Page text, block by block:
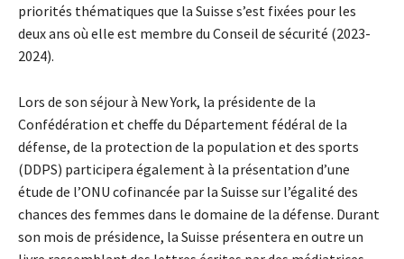
priorités thématiques que la Suisse s’est fixées pour les
deux ans où elle est membre du Conseil de sécurité (2023-
2024).
Lors de son séjour à New York, la présidente de la
Confédération et cheffe du Département fédéral de la
défense, de la protection de la population et des sports
(DDPS) participera également à la présentation d’une
étude de l’ONU cofinancée par la Suisse sur l’égalité des
chances des femmes dans le domaine de la défense. Durant
son mois de présidence, la Suisse présentera en outre un